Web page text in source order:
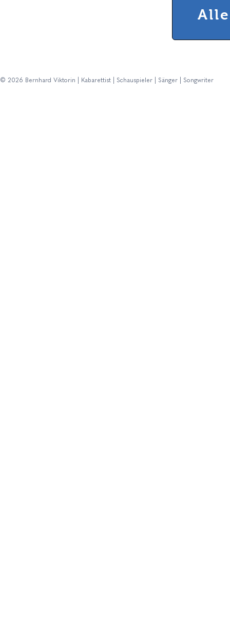
© 2026 Bernhard Viktorin | Kabarettist | Schauspieler | Sänger | Songwriter